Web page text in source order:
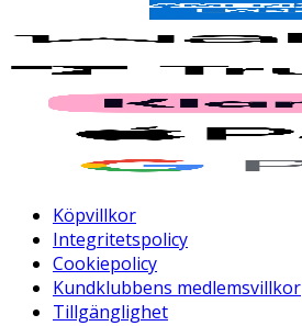
Köpvillkor
Integritetspolicy
Cookiepolicy
Kundklubbens medlemsvillkor
Tillgänglighet